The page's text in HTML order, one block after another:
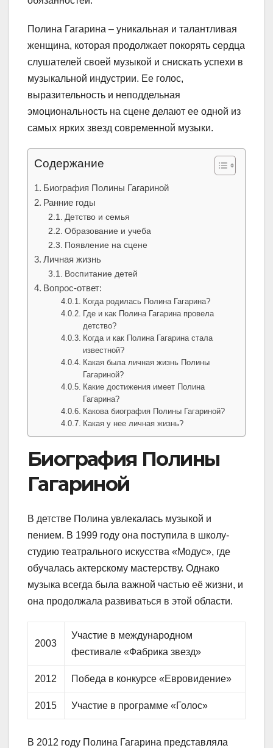
Полина Гагарина – уникальная и талантливая
женщина, которая продолжает покорять сердца
слушателей своей музыкой и снискать успехи в
музыкальной индустрии. Ее голос,
выразительность и неподдельная
эмоциональность на сцене делают ее одной из
самых ярких звезд современной музыки.
Содержание
Биография Полины Гагариной
Ранние годы
Детство и семья
Образование и учеба
Появление на сцене
Личная жизнь
Воспитание детей
Вопрос-ответ:
Когда родилась Полина Гагарина?
Где и как Полина Гагарина провела
детство?
Когда и как Полина Гагарина стала
известной?
Какая была личная жизнь Полины
Гагариной?
Какие достижения имеет Полина
Гагарина?
Какова биография Полины Гагариной?
Какая у нее личная жизнь?
Биография Полины
Гагариной
В детстве Полина увлекалась музыкой и
пением. В 1999 году она поступила в школу-
студию театрального искусства «Модус», где
обучалась актерскому мастерству. Однако
музыка всегда была важной частью её жизни, и
она продолжала развиваться в этой области.
2003
Участие в международном
фестивале «Фабрика звезд»
2012 Победа в конкурсе «Евровидение»
2015 Участие в программе «Голос»
В 2012 году Полина Гагарина представляла